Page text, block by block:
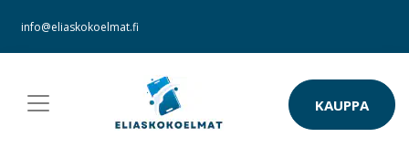
info@eliaskokoelmat.fi
KAUPPA